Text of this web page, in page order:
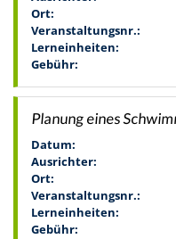
Ort:
Veranstaltungsnr.:
Lerneinheiten:
Gebühr:
Planung eines
Datum:
Ausrichter:
Ort:
Veranstaltungsnr.:
Lerneinheiten:
Gebühr: